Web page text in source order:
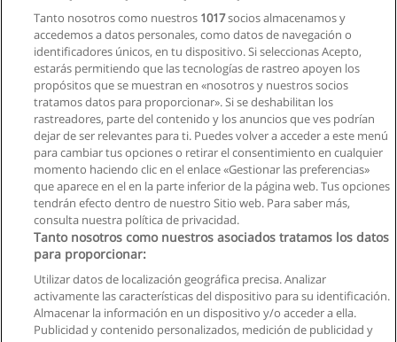
Colegio de Hospitalidad, Arte culinario y Turismo
Solicita información
Carrera de Hoteleria
UIDE - Universidad Internacional de Ecuador
Solicita información
Privacidad de datos
Contactar con Educaedu
Tanto nosotros como nuestros 1017socios almacenamos y
accedemos a datos personales, como datos de navegación o
identificadores únicos, en tu dispositivo. Si seleccionas Acepto,
estarás permitiendo que las tecnologías de rastreo apoyen los
propósitos que se muestran en «nosotros y nuestros socios
tratamos datos para proporcionar». Si se deshabilitan los
rastreadores, parte del contenido y los anuncios que ves podrían
dejar de ser relevantes para ti. Puedes volver a acceder a este menú
para cambiar tus opciones o retirar el consentimiento en cualquier
momento haciendo clic en el enlace «Gestionar las preferencias»
que aparece en el en la parte inferior de la página web. Tus opciones
tendrán efecto dentro de nuestro Sitio web. Para saber más,
consulta nuestra política de privacidad.
Tanto nosotros como nuestros asociados tratamos los datos
para proporcionar:
Utilizar datos de localización geográfica precisa. Analizar
activamente las características del dispositivo para su identificación.
Almacenar la información en un dispositivo y/o acceder a ella.
Publicidad y contenido personalizados, medición de publicidad y